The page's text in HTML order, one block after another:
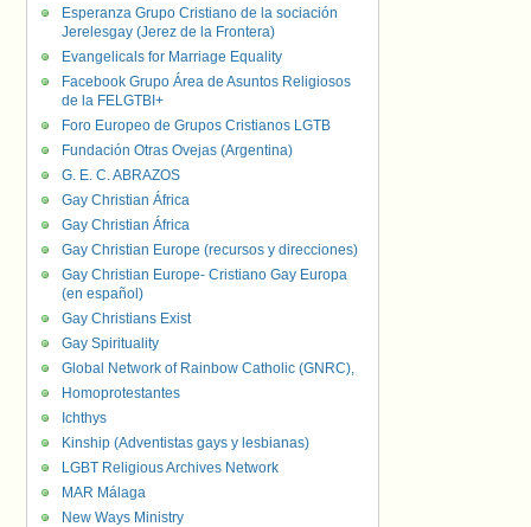
Esperanza Grupo Cristiano de la sociación
Jerelesgay (Jerez de la Frontera)
Evangelicals for Marriage Equality
Facebook Grupo Área de Asuntos Religiosos
de la FELGTBI+
Foro Europeo de Grupos Cristianos LGTB
Fundación Otras Ovejas (Argentina)
G. E. C. ABRAZOS
Gay Christian África
Gay Christian África
Gay Christian Europe (recursos y direcciones)
Gay Christian Europe- Cristiano Gay Europa
(en español)
Gay Christians Exist
Gay Spirituality
Global Network of Rainbow Catholic (GNRC),
Homoprotestantes
Ichthys
Kinship (Adventistas gays y lesbianas)
LGBT Religious Archives Network
MAR Málaga
New Ways Ministry